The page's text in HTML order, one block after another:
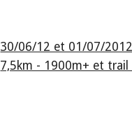
30/06/12 et 01/07/
7,5km - 1900m+ et